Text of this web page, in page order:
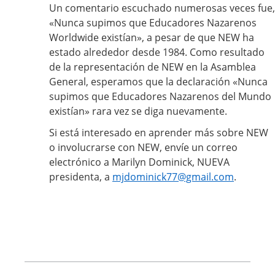
Un comentario escuchado numerosas veces fue,
«Nunca supimos que Educadores Nazarenos
Worldwide existían», a pesar de que NEW ha
estado alrededor desde 1984. Como resultado
de la representación de NEW en la Asamblea
General, esperamos que la declaración «Nunca
supimos que Educadores Nazarenos del Mundo
existían» rara vez se diga nuevamente.
Si está interesado en aprender más sobre NEW
o involucrarse con NEW, envíe un correo
electrónico a Marilyn Dominick, NUEVA
presidenta, a mjdominick77@gmail.com.